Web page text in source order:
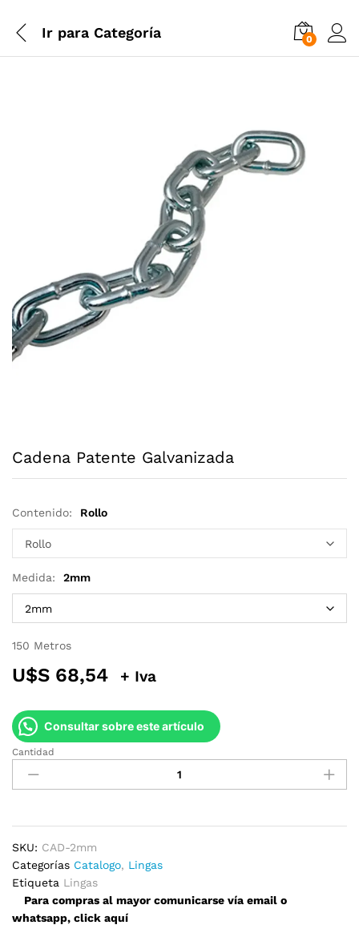
Ir para Categoría 0
Cadena Patente Galvanizada
Contenido: Rollo
Medida: 2mm
150 Metros
U$S 68,54 + Iva
Consultar sobre este artículo
Cadena
Patente
Galvanizada
Cantidad
SKU: CAD-2mm
Categorías Catalogo, Lingas
Etiqueta Lingas
Para compras al mayor comunicarse vía email o
whatsapp, click aquí